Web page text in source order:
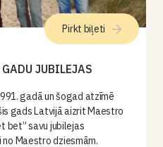
JUBILEJAS
gadā un šogad atzīmē
gads Latvijā aizrit Maestro
bet” savu jubilejas
Maestro dziesmām.
Pirkt biļeti